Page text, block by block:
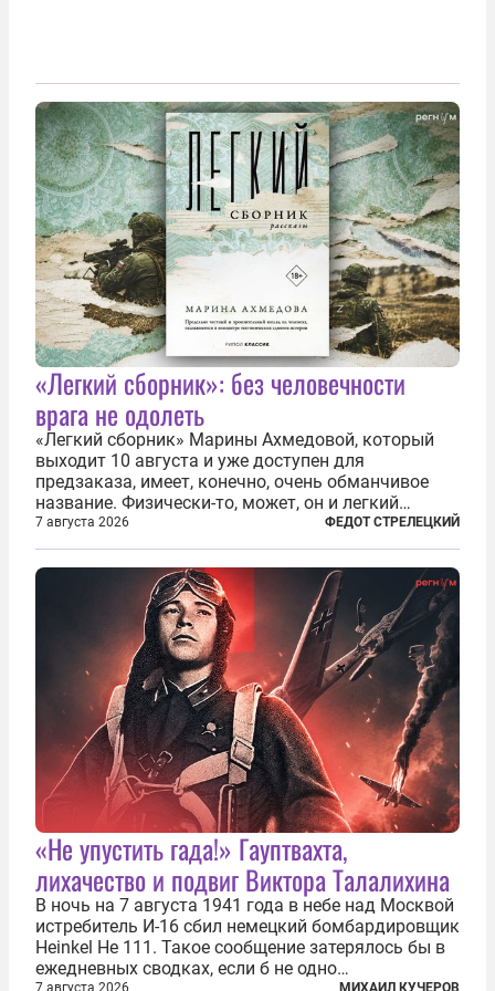
«Легкий сборник»: без человечности
врага не одолеть
«Легкий сборник» Марины Ахмедовой, который
выходит 10 августа и уже доступен для
предзаказа, имеет, конечно, очень обманчивое
название. Физически-то, может, он и легкий
относительно. Но метафизически —
безотносительно тяжелый. Десять рассказов,
каждый из которых напрямую или косвенно (в
основном —...
7 августа 2026 ФЕДОТ СТРЕЛЕЦКИЙ
«Не упустить гада!» Гауптвахта,
лихачество и подвиг Виктора Талалихина
В ночь на 7 августа 1941 года в небе над Москвой
истребитель И-16 сбил немецкий бомбардировщик
Heinkel He 111. Такое сообщение затерялось бы в
ежедневных сводках, если б не одно
7 августа 2026 МИХАИЛ КУЧЕРОВ